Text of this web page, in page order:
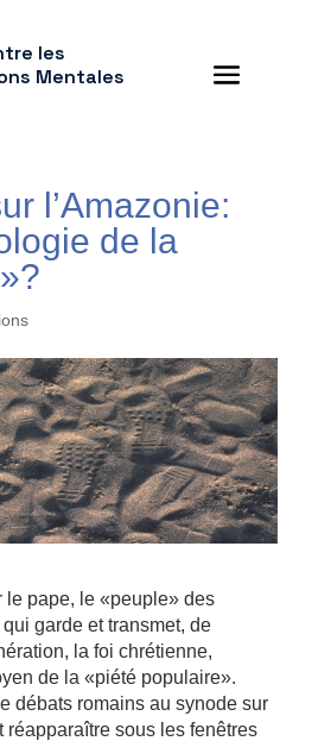
les
Mentales
l’Amazonie:
de la
le pape, le «peuple» des
garde et transmet, de
la foi chrétienne,
de la «piété populaire».
débats romains au synode sur
réapparaître sous les fenêtres